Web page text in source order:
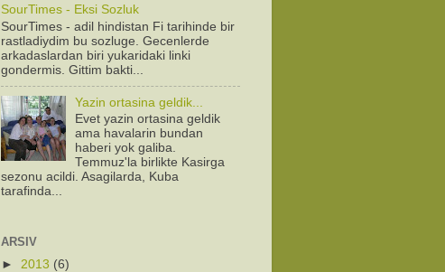
SourTimes - Eksi Sozluk
SourTimes - adil hindistan Fi tarihinde bir
rastladiydim bu sozluge. Gecenlerde
arkadaslardan biri yukaridaki linki
gondermis. Gittim bakti...
Yazin ortasina geldik...
Evet yazin ortasina geldik
ama havalarin bundan
haberi yok galiba.
Temmuz'la birlikte Kasirga
sezonu acildi. Asagilarda, Kuba
tarafinda...
ARSIV
► 2013 (6)